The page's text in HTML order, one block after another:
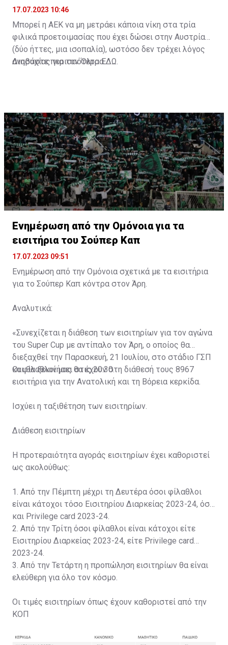
17.07.2023 10:46
Μπορεί η ΑΕΚ να μη μετράει κάποια νίκη στα τρία
φιλικά προετοιμασίας που έχει δώσει στην Αυστρία
(δύο ήττες, μια ισοπαλία), ωστόσο δεν τρέχει λόγος
ανησυχίας για τον Όλτρα.
Διαβάστε περισσότεραΕΔΩ.
Ενημέρωση από την Ομόνοια για τα
εισιτήρια του Σούπερ Καπ
17.07.2023 09:51
Ενημέρωση από την Ομόνοια σχετικά με τα εισιτήρια
για το Σούπερ Καπ κόντρα στον Άρη.
Αναλυτικά:
«Συνεχίζεται η διάθεση των εισιτηρίων για τον αγώνα
του Super Cup με αντίπαλο τον Άρη, ο οποίος θα
διεξαχθεί την Παρασκευή, 21 Ιουλίου, στο στάδιο ΓΣΠ
και θα ξεκινήσει στις 20:30.
Οι φίλαθλοί μας θα έχουν στη διάθεσή τους 8967
εισιτήρια για την Ανατολική και τη Βόρεια κερκίδα.
Ισχύει η ταξιθέτηση των εισιτηρίων.
Διάθεση εισιτηρίων
Η προτεραιότητα αγοράς εισιτηρίων έχει καθοριστεί
ως ακολούθως:
1. Από την Πέμπτη μέχρι τη Δευτέρα όσοι φίλαθλοι
είναι κάτοχοι τόσο Εισιτηρίου Διαρκείας 2023-24, όσο
και Privilege card 2023-24.
2. Από την Τρίτη όσοι φίλαθλοι είναι κάτοχοι είτε
Εισιτηρίου Διαρκείας 2023-24, είτε Privilege card
2023-24.
3. Από την Τετάρτη η προπώληση εισιτηρίων θα είναι
ελεύθερη για όλο τον κόσμο.
Οι τιμές εισιτηρίων όπως έχουν καθοριστεί από την
ΚΟΠ